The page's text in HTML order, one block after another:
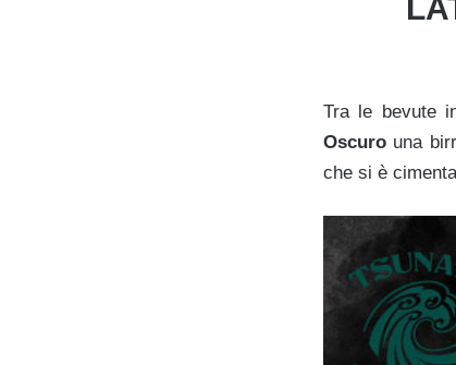
Tra le bevute
Oscuro una
che si è